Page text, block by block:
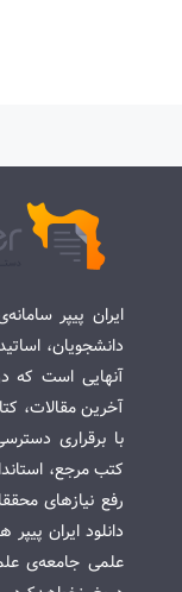
ایران پیپر
دانشجویان،
آنهایی است که
آخرین مقالات،
با برقراری
کتب مرجع،
رفع نیازهای
دانلود ایران
علمی جامعه‌ی